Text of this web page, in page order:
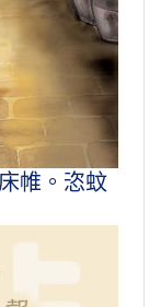
帷。恣蚊